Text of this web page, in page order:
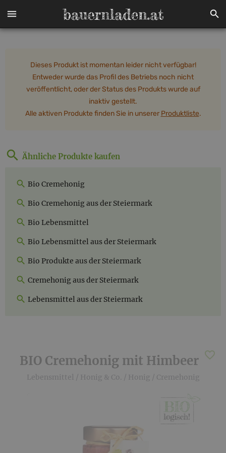
Dieses Produkt ist momentan leider nicht verfügbar!
Entweder wurde das Profil des Betriebs noch nicht
veröffentlicht, oder der Status des Produkts wurde auf
inaktiv gestellt.
Alle aktiven Produkte finden Sie in unserer Produktliste.
Ähnliche Produkte kaufen
Bio Cremehonig
Bio Cremehonig aus der Steiermark
Bio Lebensmittel
Bio Lebensmittel aus der Steiermark
Bio Produkte aus der Steiermark
Cremehonig aus der Steiermark
Lebensmittel aus der Steiermark
BIO Cremehonig mit Himbeer
Lebensmittel / Honig & Co. / Honig / Cremehonig